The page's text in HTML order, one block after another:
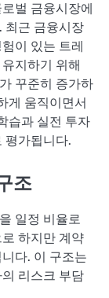
벌 금융시장에
최근 금융시장
이 있는 트레
지하기 위해
꾸준히 증가하
게 움직이면서
습과 실전 투자
평가됩니다.
조
일정 비율로
하지만 계약
다. 이 구조는
리스크 부담